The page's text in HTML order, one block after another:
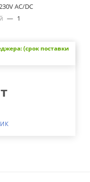
AC/DC
— 1
(срок поставки